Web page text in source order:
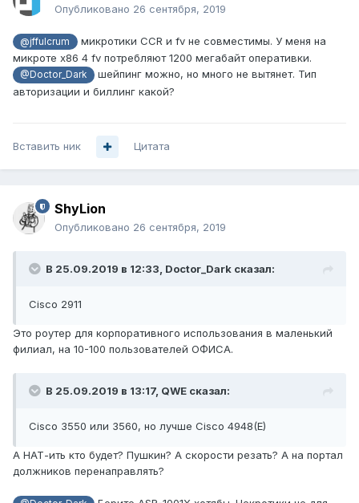
Опубликовано 26 сентября, 2019
@jffulcrum
микротики CCR и fv не совместимы. У меня на
микроте x86 4 fv потребляют 1200 мегабайт оперативки.
@Doctor_Dark
шейпинг можно, но много не вытянет. Тип
авторизации и биллинг какой?
Вставить ник Цитата
ShyLion
Опубликовано 26 сентября, 2019
В 25.09.2019 в 12:33, Doctor_Dark сказал:
Cisco 2911
Это роутер для корпоративного использования в маленький
филиал, на 10-100 пользователей ОФИСА.
В 25.09.2019 в 13:17, QWE сказал:
Cisco 3550 или 3560, но лучше Cisco 4948(E)
А НАТ-ить кто будет? Пушкин? А скорости резать? А на портал
должников перенаправлять?